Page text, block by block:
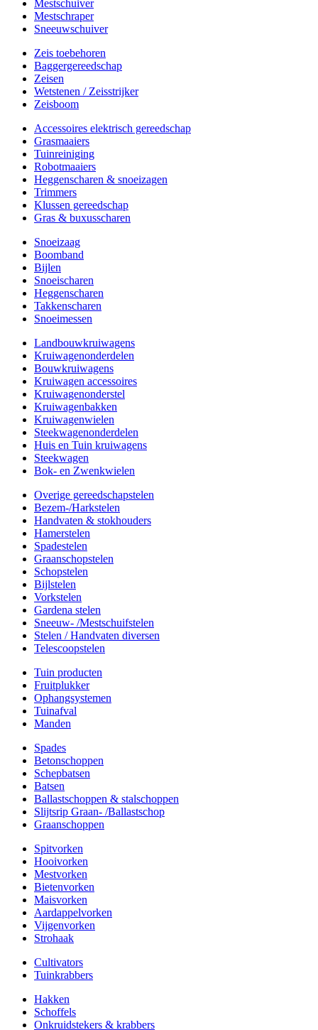
Mestschuiver
Mestschraper
Sneeuwschuiver
Zeis toebehoren
Baggergereedschap
Zeisen
Wetstenen / Zeisstrijker
Zeisboom
Accessoires elektrisch gereedschap
Grasmaaiers
Tuinreiniging
Robotmaaiers
Heggenscharen & snoeizagen
Trimmers
Klussen gereedschap
Gras & buxusscharen
Snoeizaag
Boomband
Bijlen
Snoeischaren
Heggenscharen
Takkenscharen
Snoeimessen
Landbouwkruiwagens
Kruiwagenonderdelen
Bouwkruiwagens
Kruiwagen accessoires
Kruiwagenonderstel
Kruiwagenbakken
Kruiwagenwielen
Steekwagenonderdelen
Huis en Tuin kruiwagens
Steekwagen
Bok- en Zwenkwielen
Overige gereedschapstelen
Bezem-/Harkstelen
Handvaten & stokhouders
Hamerstelen
Spadestelen
Graanschopstelen
Schopstelen
Bijlstelen
Vorkstelen
Gardena stelen
Sneeuw- /Mestschuifstelen
Stelen / Handvaten diversen
Telescoopstelen
Tuin producten
Fruitplukker
Ophangsystemen
Tuinafval
Manden
Spades
Betonschoppen
Schepbatsen
Batsen
Ballastschoppen & stalschoppen
Slijtsrip Graan- /Ballastschop
Graanschoppen
Spitvorken
Hooivorken
Mestvorken
Bietenvorken
Maisvorken
Aardappelvorken
Vijgenvorken
Strohaak
Cultivators
Tuinkrabbers
Hakken
Schoffels
Onkruidstekers & krabbers